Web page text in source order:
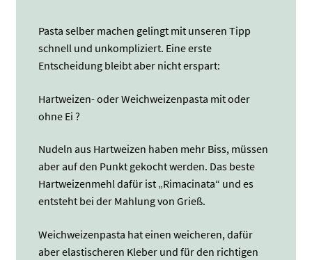
Pasta selber machen gelingt mit unseren Tipp
schnell und unkompliziert. Eine erste
Entscheidung bleibt aber nicht erspart:
Hartweizen- oder Weichweizenpasta mit oder
ohne Ei ?
Nudeln aus Hartweizen haben mehr Biss, müssen
aber auf den Punkt gekocht werden. Das beste
Hartweizenmehl dafür ist „Rimacinata“ und es
entsteht bei der Mahlung von Grieß.
Weichweizenpasta hat einen weicheren, dafür
aber elastischeren Kleber und für den richtigen